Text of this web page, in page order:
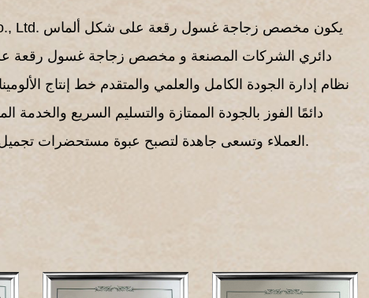
Zhejiang Aluminum Master Packing Co., Ltd. يكون مخصص زجاجة غسول رقعة على شكل ألماس
دائري الشركات المصنعة و مخصص زجاجة غسول رقعة
نظام إدارة الجودة الكامل والعلمي والمتقدم خط إنتاج
دائمًا الفوز بالجودة الممتازة والتسليم السريع
العملاء وتسعى جاهدة لتصبح عبوة مستحضرات تجميل معروفة في الداخل والخارج قاعدة الانتاج.